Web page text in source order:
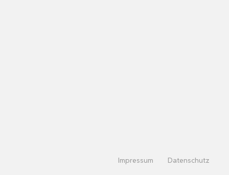
Impressum Datenschutz